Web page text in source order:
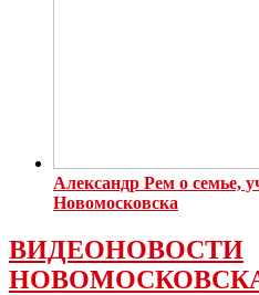
Александр Рем о семье,
Новомосковска
ВИДЕОНОВОСТИ